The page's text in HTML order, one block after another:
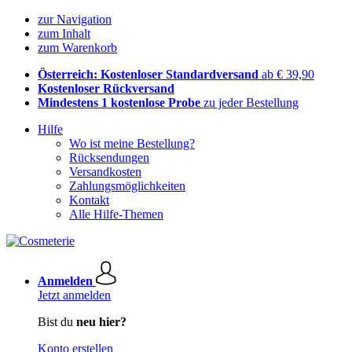
zur Navigation
zum Inhalt
zum Warenkorb
Österreich: Kostenloser Standardversand ab € 39,90
Kostenloser Rückversand
Mindestens 1 kostenlose Probe zu jeder Bestellung
Hilfe
Wo ist meine Bestellung?
Rücksendungen
Versandkosten
Zahlungsmöglichkeiten
Kontakt
Alle Hilfe-Themen
Anmelden
Jetzt anmelden
Bist du neu hier?
Konto erstellen